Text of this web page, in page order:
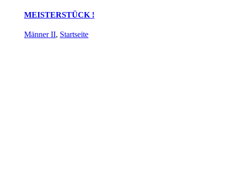
MEISTERSTÜCK !
Männer II, Startseite